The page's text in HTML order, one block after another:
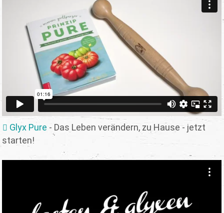
Glyx Pure - Das Leben verändern, zu Hause - jetzt
starten!